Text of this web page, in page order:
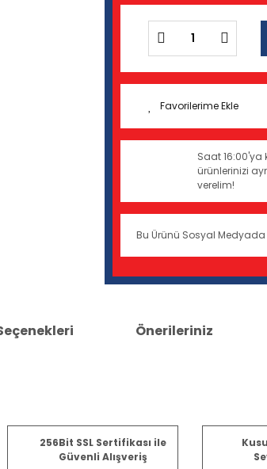
Saat 16:00'ya
ürünlerinizi
verelim!
Bu Ürünü Sosyal Medyada
Önerileriniz
Bu ürüne ilk yorumu siz yapın!
gördüğünüz noktaları öneri formunu kullanarak
256Bit SSL Sertifikası ile
Güvenli Alışveriş